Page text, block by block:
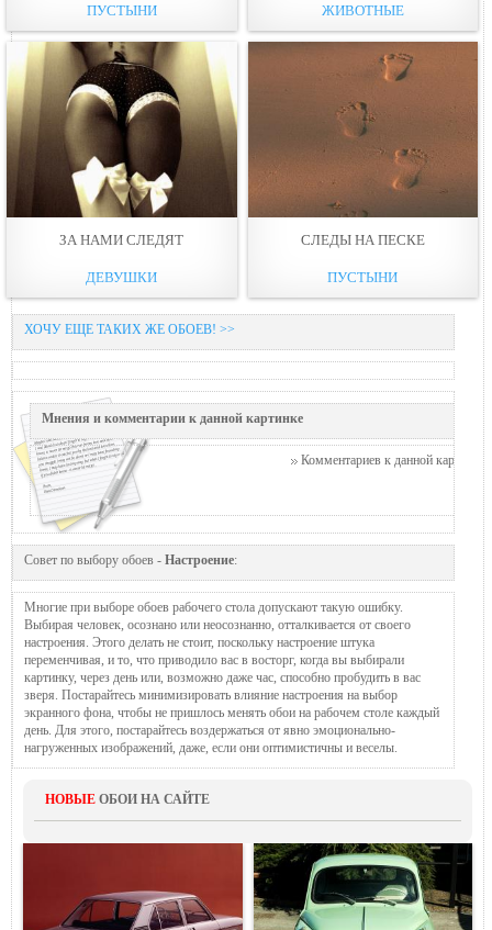
ПУСТЫНИ ЖИВОТНЫЕ
ЗА НАМИ СЛЕДЯТ
ДЕВУШКИ
СЛЕДЫ НА ПЕСКЕ
ПУСТЫНИ
ХОЧУ ЕЩЕ ТАКИХ ЖЕ ОБОЕВ! >>
Мнения и комментарии к данной картинке
Комментариев к данной картинке
Совет по выбору обоев - Настроение:
Многие при выборе обоев рабочего стола допускают такую ошибку.
Выбирая человек, осознано или неосознанно, отталкивается от своего
настроения. Этого делать не стоит, поскольку настроение штука
переменчивая, и то, что приводило вас в восторг, когда вы выбирали
картинку, через день или, возможно даже час, способно пробудить в вас
зверя. Постарайтесь минимизировать влияние настроения на выбор
экранного фона, чтобы не пришлось менять обои на рабочем столе каждый
день. Для этого, постарайтесь воздержаться от явно эмоционально-
нагруженных изображений, даже, если они оптимистичны и веселы.
НОВЫЕ ОБОИ НА САЙТЕ